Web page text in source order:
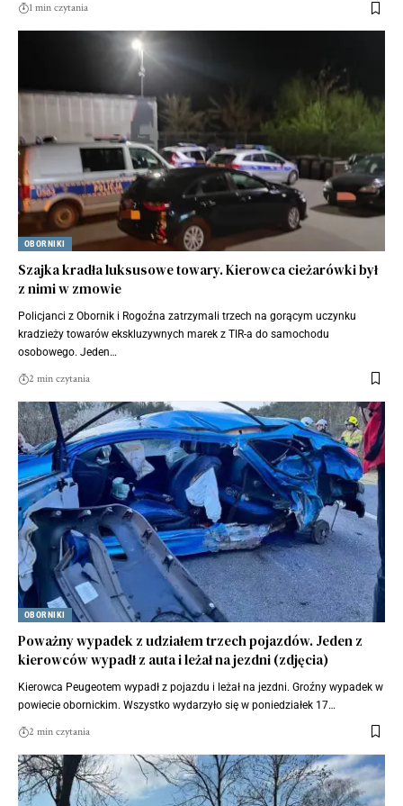
1 min czytania
OBORNIKI
Szajka kradła luksusowe towary. Kierowca cieżarówki był
z nimi w zmowie
Policjanci z Obornik i Rogoźna zatrzymali trzech na gorącym uczynku
kradzieży towarów ekskluzywnych marek z TIR-a do samochodu
osobowego. Jeden…
2 min czytania
OBORNIKI
Poważny wypadek z udziałem trzech pojazdów. Jeden z
kierowców wypadł z auta i leżał na jezdni (zdjęcia)
Kierowca Peugeotem wypadł z pojazdu i leżał na jezdni. Groźny wypadek w
powiecie obornickim. Wszystko wydarzyło się w poniedziałek 17…
2 min czytania